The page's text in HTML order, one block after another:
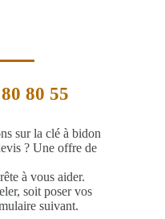
80 55
sur la clé à bidon
? Une offre de
à vous aider.
soit poser vos
suivant.